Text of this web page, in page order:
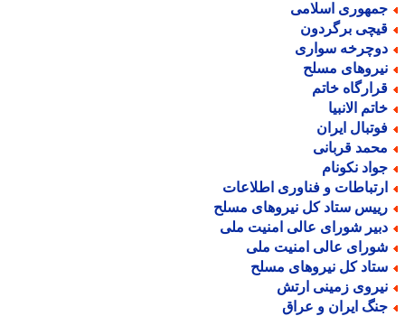
اسلامی
برگردون
سواری
مسلح
خاتم
الانبیا
ایران
قربانی
نکونام
و فناوری اطلاعات
ستاد کل نیروهای مسلح
شورای عالی امنیت ملی
عالی امنیت ملی
کل نیروهای مسلح
زمینی ارتش
ایران و عراق